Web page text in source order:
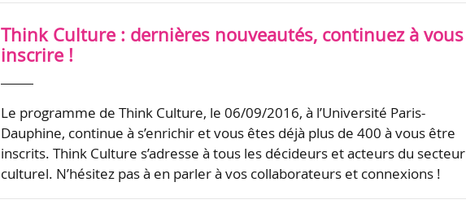
Think Culture : dernières nouveautés, continuez à vous
inscrire !
Le programme de Think Culture, le 06/09/2016, à l’Université Paris-
Dauphine, continue à s’enrichir et vous êtes déjà plus de 400 à vous être
inscrits. Think Culture s’adresse à tous les décideurs et acteurs du secteur
culturel. N’hésitez pas à en parler à vos collaborateurs et connexions !